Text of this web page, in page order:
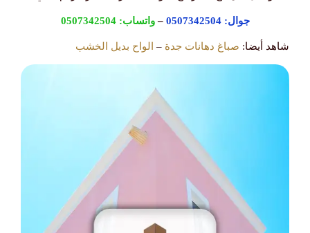
جوال:0507342504
–واتساب:0507342504
شاهد أيضا: صباغ دهانات جدة – الواح بديل الخشب